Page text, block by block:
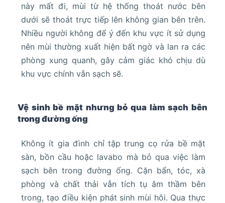
này mất đi, mùi từ hệ thống thoát nước bên
dưới sẽ thoát trực tiếp lên không gian bên trên.
Nhiều người không để ý đến khu vực ít sử dụng
nên mùi thường xuất hiện bất ngờ và lan ra các
phòng xung quanh, gây cảm giác khó chịu dù
khu vực chính vẫn sạch sẽ.
Vệ sinh bề mặt nhưng bỏ qua làm sạch bên
trong đường ống
Không ít gia đình chỉ tập trung cọ rửa bề mặt
sàn, bồn cầu hoặc lavabo mà bỏ qua việc làm
sạch bên trong đường ống. Cặn bẩn, tóc, xà
phòng và chất thải vẫn tích tụ âm thầm bên
trong, tạo điều kiện phát sinh mùi hôi. Qua thực